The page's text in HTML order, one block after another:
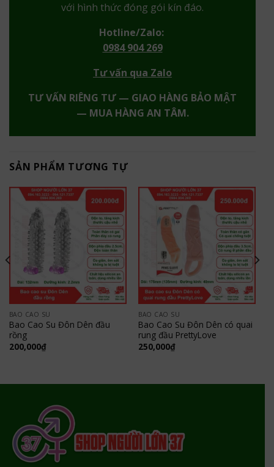
với hình thức đóng gói kín đáo.
Hotline/Zalo:
0984 904 269
Tư vấn qua Zalo
TƯ VẤN RIÊNG TƯ — GIAO HÀNG BẢO MẬT
— MUA HÀNG AN TÂM.
SẢN PHẨM TƯƠNG TỰ
BAO CAO SU
Bao Cao Su Đôn Dên đầu
rồng
200,000₫
BAO CAO SU
Bao Cao Su Đôn Dên có quai
rung đầu PrettyLove
250,000₫